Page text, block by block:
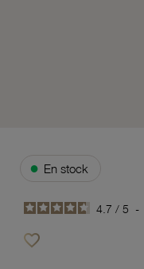
● En stock
4.7 / 5 -
favorite_border